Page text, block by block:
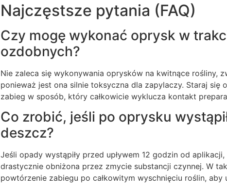
Najczęstsze pytania (FAQ)
Czy mogę wykonać oprysk w
ozdobnych?
Nie zaleca się wykonywania oprysków na kwitnące rośliny,
ponieważ jest ona silnie toksyczna dla zapylaczy. Staraj
zabieg w sposób, który całkowicie wyklucza kontakt
Co zrobić, jeśli po oprysku
deszcz?
Jeśli opady wystąpiły przed upływem 12 godzin od
drastycznie obniżona przez zmycie substancji czynnej. W
powtórzenie zabiegu po całkowitym wyschnięciu roślin, aby